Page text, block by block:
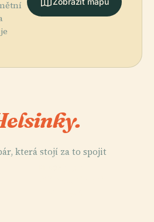
která stojí za to spojit
PLACE